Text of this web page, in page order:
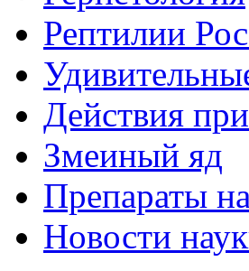
Рептилии
Действия
Змеиный яд
Препараты
Новости